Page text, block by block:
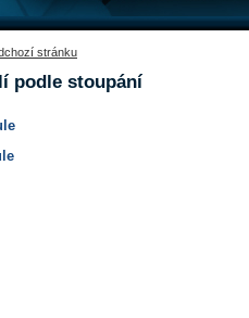
stránku
podle stoupání